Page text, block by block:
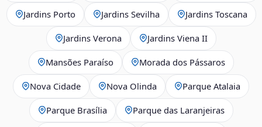
Jardins Porto Jardins Sevilha Jardins Toscana
Jardins Verona Jardins Viena II
Mansões Paraíso Morada dos Pássaros
Nova Cidade Nova Olinda Parque Atalaia
Parque Brasília Parque das Laranjeiras